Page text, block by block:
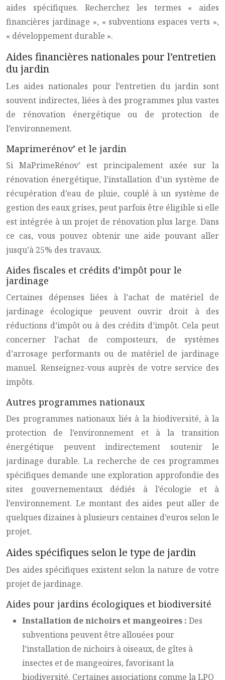
aides spécifiques. Recherchez les termes « aides
financières jardinage », « subventions espaces verts »,
« développement durable ».
Aides financières nationales pour l’entretien
du jardin
Les aides nationales pour l’entretien du jardin sont
souvent indirectes, liées à des programmes plus vastes
de rénovation énergétique ou de protection de
l’environnement.
Maprimerénov’ et le jardin
Si MaPrimeRénov’ est principalement axée sur la
rénovation énergétique, l’installation d’un système de
récupération d’eau de pluie, couplé à un système de
gestion des eaux grises, peut parfois être éligible si elle
est intégrée à un projet de rénovation plus large. Dans
ce cas, vous pouvez obtenir une aide pouvant aller
jusqu’à 25% des travaux.
Aides fiscales et crédits d’impôt pour le
jardinage
Certaines dépenses liées à l’achat de matériel de
jardinage écologique peuvent ouvrir droit à des
réductions d’impôt ou à des crédits d’impôt. Cela peut
concerner l’achat de composteurs, de systèmes
d’arrosage performants ou de matériel de jardinage
manuel. Renseignez-vous auprès de votre service des
impôts.
Autres programmes nationaux
Des programmes nationaux liés à la biodiversité, à la
protection de l’environnement et à la transition
énergétique peuvent indirectement soutenir le
jardinage durable. La recherche de ces programmes
spécifiques demande une exploration approfondie des
sites gouvernementaux dédiés à l’écologie et à
l’environnement. Le montant des aides peut aller de
quelques dizaines à plusieurs centaines d’euros selon le
projet.
Aides spécifiques selon le type de jardin
Des aides spécifiques existent selon la nature de votre
projet de jardinage.
Aides pour jardins écologiques et biodiversité
Installation de nichoirs et mangeoires : Des
subventions peuvent être allouées pour
l’installation de nichoirs à oiseaux, de gîtes à
insectes et de mangeoires, favorisant la
biodiversité. Certaines associations comme la LPO